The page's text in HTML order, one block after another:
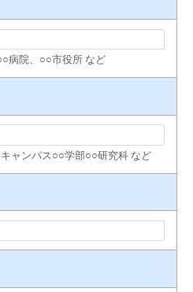
病院、○○市役所 など
ャンパス○○学部○○研究科 など